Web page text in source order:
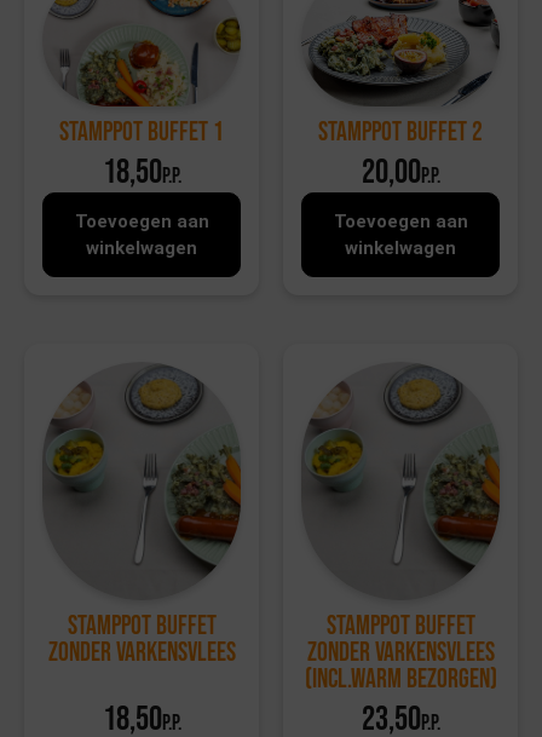
Stamppot Buffet 1
18,50p.p.
Toevoegen aan
winkelwagen
Stamppot Buffet 2
20,00p.p.
Toevoegen aan
winkelwagen
STAMPPOT BUFFET
zonder varkensvlees
18,50p.p.
STAMPPOT BUFFET
zonder varkensvlees
(incl.warm bezorgen)
23,50p.p.